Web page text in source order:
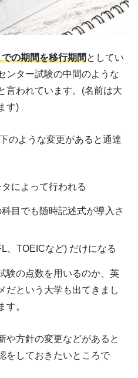
の期間を移行期間 としてい
ンター試験の中間のような
言われています。(名前は大
す)
のような変更があると通達
によって行われる
目でも随時記述式が導入さ
、TOEICなど) だけになる
験の点数を用いるのか、英
だという大学も出てきまし
す。
や方針の変更などがあると
をしておきたいところで